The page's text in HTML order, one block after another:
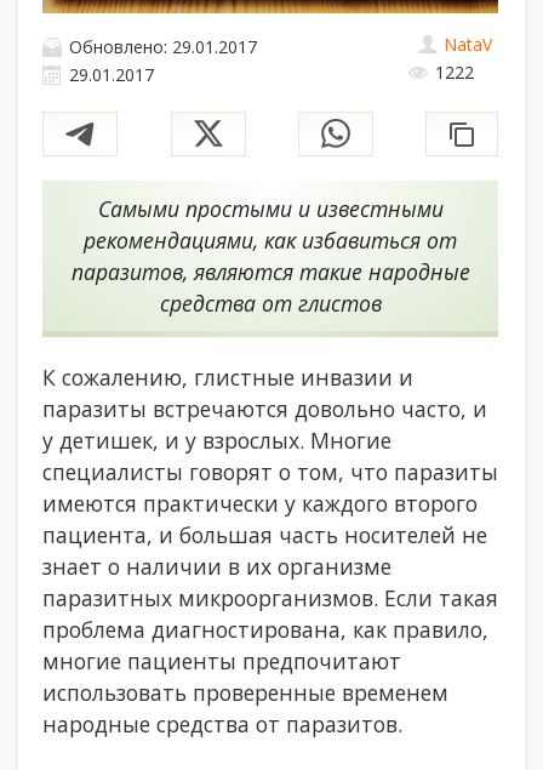
NataV
Обновлено: 29.01.2017
29.01.2017
1222
Самыми простыми и известными
рекомендациями, как избавиться от
паразитов, являются такие народные
средства от глистов
К сожалению, глистные инвазии и
паразиты встречаются довольно часто, и
у детишек, и у взрослых. Многие
специалисты говорят о том, что паразиты
имеются практически у каждого второго
пациента, и большая часть носителей не
знает о наличии в их организме
паразитных микроорганизмов. Если такая
проблема диагностирована, как правило,
многие пациенты предпочитают
использовать проверенные временем
народные средства от паразитов.